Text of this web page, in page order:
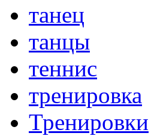
танец
танцы
теннис
тренировка
Тренировки